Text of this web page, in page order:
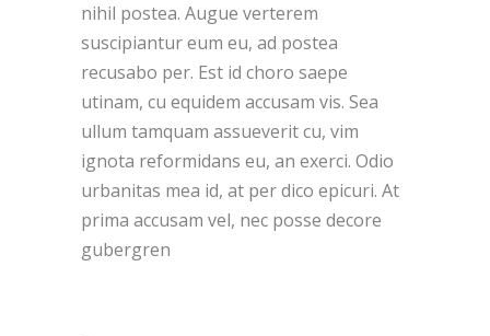
nihil postea. Augue verterem
suscipiantur eum eu, ad postea
recusabo per. Est id choro saepe
utinam, cu equidem accusam vis. Sea
ullum tamquam assueverit cu, vim
ignota reformidans eu, an exerci. Odio
urbanitas mea id, at per dico epicuri. At
prima accusam vel, nec posse decore
gubergren